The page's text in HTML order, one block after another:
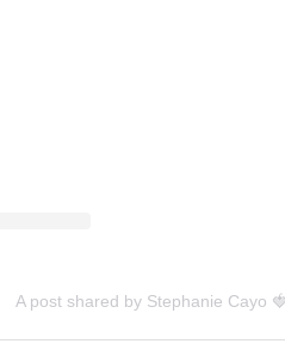
A post shared by Stephanie Cayo